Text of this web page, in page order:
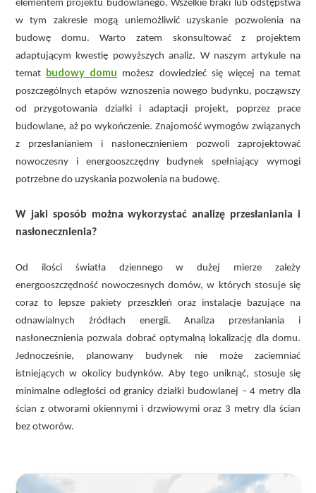
elementem projektu budowlanego. Wszelkie braki lub odstępstwa
w tym zakresie mogą uniemożliwić uzyskanie pozwolenia na
budowę domu. Warto zatem skonsultować z projektem
adaptującym kwestię powyższych analiz. W naszym artykule na
temat budowy domu możesz dowiedzieć się więcej na temat
poszczególnych etapów wznoszenia nowego budynku, począwszy
od przygotowania działki i adaptacji projekt, poprzez prace
budowlane, aż po wykończenie. Znajomość wymogów związanych
z przesłanianiem i nasłonecznieniem pozwoli zaprojektować
nowoczesny i energooszczędny budynek spełniający wymogi
potrzebne do uzyskania pozwolenia na budowę.
W jaki sposób można wykorzystać analizę przesłaniania i
nasłonecznienia?
Od ilości światła dziennego w dużej mierze zależy
energooszczędność nowoczesnych domów, w których stosuje się
coraz to lepsze pakiety przeszkleń oraz instalacje bazujące na
odnawialnych źródłach energii. Analiza przesłaniania i
nasłonecznienia pozwala dobrać optymalną lokalizację dla domu.
Jednocześnie, planowany budynek nie może zaciemniać
istniejących w okolicy budynków. Aby tego uniknąć, stosuje się
minimalne odległości od granicy działki budowlanej – 4 metry dla
ścian z otworami okiennymi i drzwiowymi oraz 3 metry dla ścian
bez otworów.